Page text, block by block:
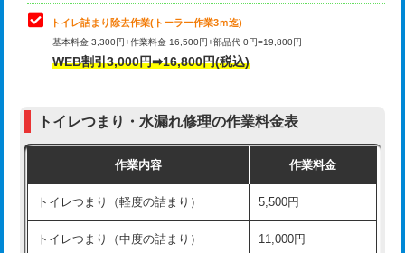
トイレ詰まり除去作業(トーラー作業3ｍ迄)
基本料金 3,300円+作業料金 16,500円+部品代 0円=19,800円
WEB割引3,000円➡16,800円(税込)
トイレつまり・水漏れ修理の作業料金表
作業内容 作業料金
トイレつまり（軽度の詰まり） 5,500円
トイレつまり（中度の詰まり） 11,000円